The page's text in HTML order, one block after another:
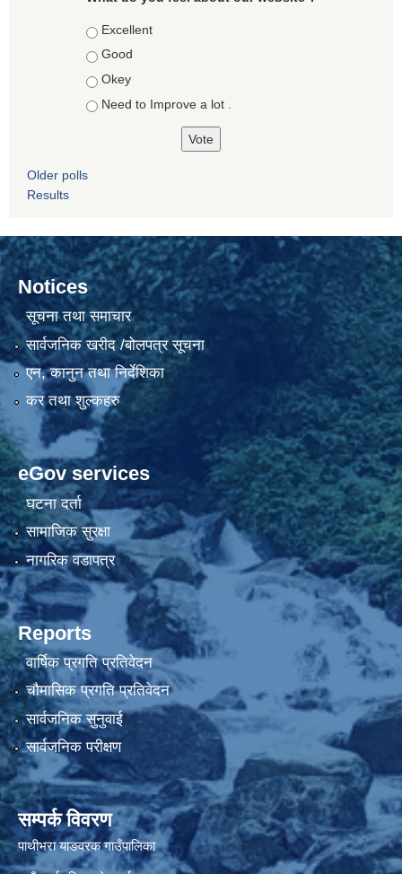
Choices
Excellent
Good
Okey
Need to Improve a lot .
Older polls
Results
Notices
सूचना तथा समाचार
सार्वजनिक खरीद /बोलपत्र सूचना
एन, कानुन तथा निर्देशिका
कर तथा शुल्कहरु
eGov services
घटना दर्ता
सामाजिक सुरक्षा
नागरिक वडापत्र
Reports
वार्षिक प्रगति प्रतिवेदन
चौमासिक प्रगति प्रतिवेदन
सार्वजनिक सुनुवाई
सार्वजनिक परीक्षण
सम्पर्क विवरण
पाथीभरा याङवरक गाउँपालिका